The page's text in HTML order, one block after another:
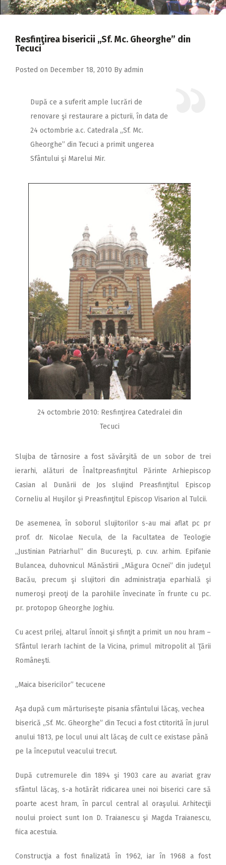
2018
2016
Resfinţirea bisericii ,,Sf. Mc. Gheorghe” din
Tecuci
Posted on December 18, 2010 By admin
După ce a suferit ample lucrări de
renovare şi restaurare a picturii, în data de
24 octombrie a.c. Catedrala „Sf. Mc.
Gheorghe” din Tecuci a primit ungerea
Sfântului şi Marelui Mir.
24 octombrie 2010: Resfinţirea Catedralei din
Tecuci
Slujba de târnosire a fost săvârşită de un sobor de trei
ierarhi, alături de Înaltpreasfinţitul Părinte Arhiepiscop
Casian al Dunării de Jos slujind Preasfinţitul Episcop
Corneliu al Huşilor şi Preasfinţitul Episcop Visarion al Tulcii.
De asemenea, în soborul slujitorilor s-au mai aflat pc pr
prof. dr. Nicolae Necula, de la Facultatea de Teologie
„Justinian Patriarhul” din Bucureşti, p. cuv. arhim. Epifanie
Bulancea, duhovnicul Mănăstirii „Măgura Ocnei” din judeţul
Bacău, precum şi slujitori din administraţia eparhială şi
numeroşi preoţi de la parohiile învecinate în frunte cu pc.
pr. protopop Gheorghe Joghiu.
Cu acest prilej, altarul înnoit şi sfinţit a primit un nou hram –
Sfântul Ierarh Iachint de la Vicina, primul mitropolit al Ţării
Româneşti.
„Maica bisericilor” tecucene
Aşa după cum mărturiseşte pisania sfântului lăcaş, vechea
biserică „Sf. Mc. Gheorghe” din Tecuci a fost ctitorită în jurul
anului 1813, pe locul unui alt lăcaş de cult ce existase până
pe la începutul veacului trecut.
După cutremurele din 1894 şi 1903 care au avariat grav
sfântul lăcaş, s-a hotărât ridicarea unei noi biserici care să
poarte acest hram, în parcul central al oraşului. Arhitecţii
noului proiect sunt Ion D. Traianescu şi Magda Traianescu,
fiica acestuia.
Construcţia a fost finalizată în 1962, iar în 1968 a fost